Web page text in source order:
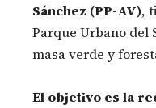
Sánchez (PP-AV),
Parque Urbano del
masa verde y
El objetivo es la